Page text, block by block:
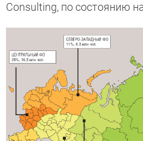
Consulting, по состоянию